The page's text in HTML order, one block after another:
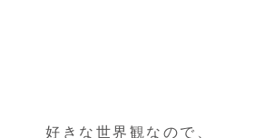
好きな世界観なので、